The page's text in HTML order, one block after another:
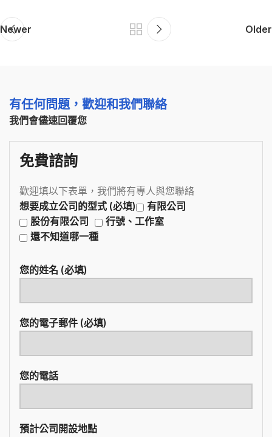
Newer Older
有任何問題，歡迎和我們聯絡
我們會儘速回覆您
免費諮詢
歡迎填以下表單，我們將有專人與您聯絡
想要成立公司的型式 (必填)
有限公司
股份有限公司
行號、工作室
還不知道哪一種
您的姓名 (必填)
您的電子郵件 (必填)
您的電話
預計公司開設地點